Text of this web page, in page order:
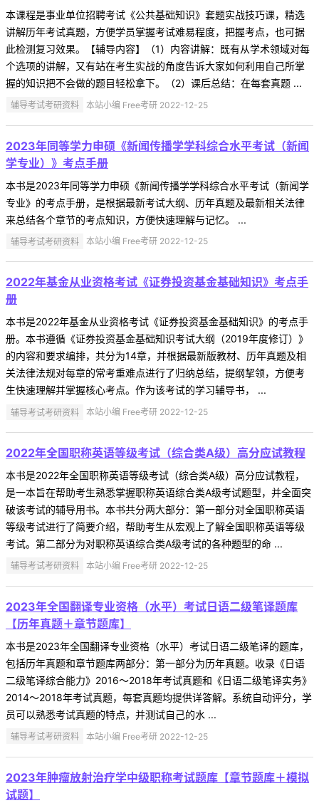
本课程是事业单位招聘考试《公共基础知识》套题实战技巧课，精选
讲解历年考试真题，方便学员掌握考试难易程度，把握考点，也可据
此检测复习效果。【辅导内容】（1）内容讲解：既有从学术领域对每
个选项的讲解，又有站在考生实战的角度告诉大家如何利用自己所掌
握的知识把不会做的题目轻松拿下。（2）课后总结：在每套真题 ...
辅导考试考研资料 本站小编 Free考研 2022-12-25
2023年同等学力申硕《新闻传播学学科综合水平考试（新闻
学专业）》考点手册
本书是2023年同等学力申硕《新闻传播学学科综合水平考试（新闻学
专业》的考点手册，是根据最新考试大纲、历年真题及最新相关法律
来总结各个章节的考点知识，方便快速理解与记忆。 ...
辅导考试考研资料 本站小编 Free考研 2022-12-25
2022年基金从业资格考试《证券投资基金基础知识》考点手
册
本书是2022年基金从业资格考试《证券投资基金基础知识》的考点手
册。本书遵循《证券投资基金基础知识考试大纲（2019年度修订）》
的内容和要求编排，共分为14章，并根据最新版教材、历年真题及相
关法律法规对每章的常考重难点进行了归纳总结，提纲挈领，方便考
生快速理解并掌握核心考点。作为该考试的学习辅导书， ...
辅导考试考研资料 本站小编 Free考研 2022-12-25
2022年全国职称英语等级考试（综合类A级）高分应试教程
本书是2022年全国职称英语等级考试（综合类A级）高分应试教程，
是一本旨在帮助考生熟悉掌握职称英语综合类A级考试题型，并全面突
破该考试的辅导用书。本书共分两大部分：第一部分对全国职称英语
等级考试进行了简要介绍，帮助考生从宏观上了解全国职称英语等级
考试。第二部分为对职称英语综合类A级考试的各种题型的命 ...
辅导考试考研资料 本站小编 Free考研 2022-12-25
2023年全国翻译专业资格（水平）考试日语二级笔译题库
【历年真题＋章节题库】
本书是2023年全国翻译专业资格（水平）考试日语二级笔译的题库，
包括历年真题和章节题库两部分：第一部分为历年真题。收录《日语
二级笔译综合能力》2016～2018年考试真题和《日语二级笔译实务》
2014～2018年考试真题，每套真题均提供详答解。系统自动评分，学
员可以熟悉考试真题的特点，并测试自己的水 ...
辅导考试考研资料 本站小编 Free考研 2022-12-25
2023年肿瘤放射治疗学中级职称考试题库【章节题库＋模拟
试题】